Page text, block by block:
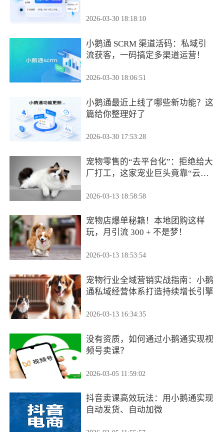
2026-03-30 18:18:10
小鹅通 SCRM 渠道活码：私域引
流获客，一码搞定多渠道运营！
2026-03-30 18:06:51
小鹅通最近上线了哪些新功能？这
篇给你整理好了
2026-03-30 17:53:28
宠物零售的“去平台化”：拒绝给大
厂打工，这家宠业巨头竟靠“云端
2026-03-13 18:58:58
宠物店爆单秘籍！本地团购这样
玩，月引流 300 + 不是梦！
2026-03-13 18:53:54
宠物行业全域营销实战指南：小鹅
通私域经营体系打造持续增长引擎
2026-03-13 16:34:35
没有资质，如何通过小鹅通实现视
频号卖课？
2026-03-05 11:59:02
抖音卖课高效玩法：用小鹅通实现
自动发货、自动加微